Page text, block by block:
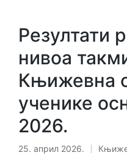
Резултати
нивоа
Књижевна
ученике
2026.
25. април 2026.